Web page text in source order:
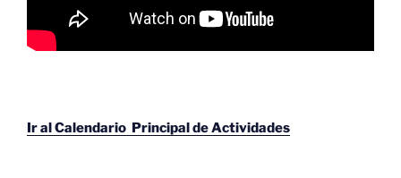
Ir al Calendario Principal de Actividades